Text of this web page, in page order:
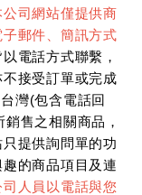
司網站僅提供商
郵件、簡訊方式
電話方式聯繫，
接受訂單或完成
灣(包含電話回
售之相關商品，
提供詢問單的功
的商品項目及連
人員以電話與您